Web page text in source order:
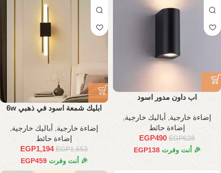
اب داون مدور اسود
إضاءة خارجية, أباليك خارجية,
إضاءة حائط
EGP628
EGP490
🎉 أنت وفرت EGP138
ابليك شمعة اسود في ذهبي 6w
إضاءة خارجية, أباليك خارجية,
إضاءة حائط
EGP1,653
EGP1,194
🎉 أنت وفرت EGP459